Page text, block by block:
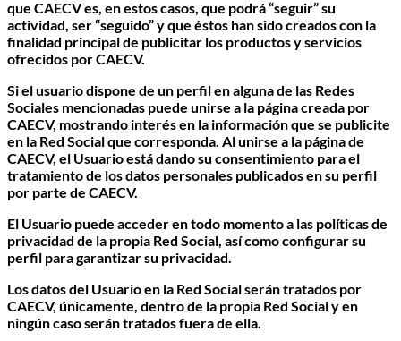
que CAECV es, en estos casos, que podrá “seguir” su
actividad, ser “seguido” y que éstos han sido creados con la
finalidad principal de publicitar los productos y servicios
ofrecidos por CAECV.
Si el usuario dispone de un perfil en alguna de las Redes
Sociales mencionadas puede unirse a la página creada por
CAECV, mostrando interés en la información que se publicite
en la Red Social que corresponda. Al unirse a la página de
CAECV, el Usuario está dando su consentimiento para el
tratamiento de los datos personales publicados en su perfil
por parte de CAECV.
El Usuario puede acceder en todo momento a las políticas de
privacidad de la propia Red Social, así como configurar su
perfil para garantizar su privacidad.
Los datos del Usuario en la Red Social serán tratados por
CAECV, únicamente, dentro de la propia Red Social y en
ningún caso serán tratados fuera de ella.